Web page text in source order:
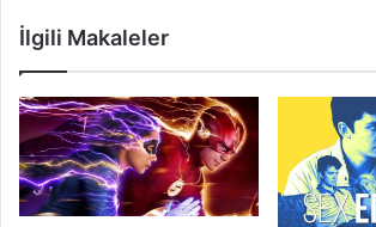
İlgili Makaleler